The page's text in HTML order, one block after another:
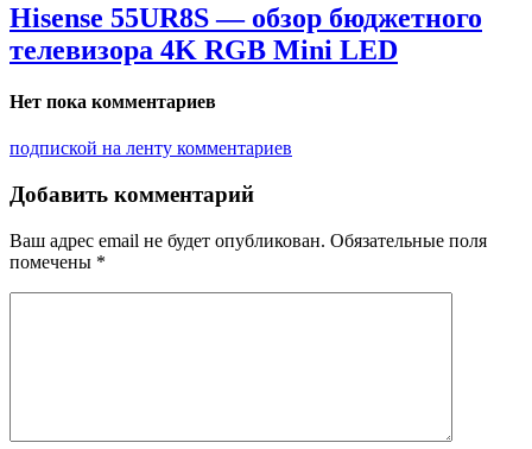
Hisense 55UR8S — обзор бюджетного
телевизора 4K RGB Mini LED
Нет пока комментариев
подпиской на ленту комментариев
Добавить комментарий
Ваш адрес email не будет опубликован. Обязательные поля
помечены *